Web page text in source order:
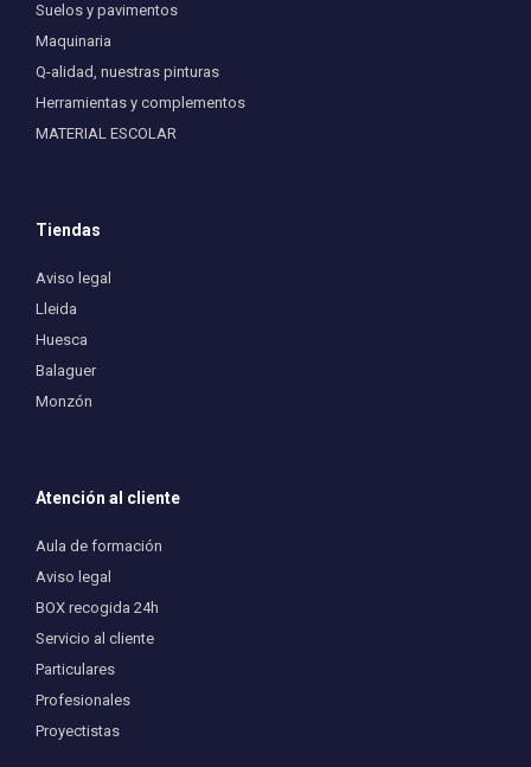
Suelos y pavimentos
Maquinaria
Q-alidad, nuestras pinturas
Herramientas y complementos
MATERIAL ESCOLAR
Tiendas
Aviso legal
Lleida
Huesca
Balaguer
Monzón
Atención al cliente
Aula de formación
Aviso legal
BOX recogida 24h
Servicio al cliente
Particulares
Profesionales
Proyectistas